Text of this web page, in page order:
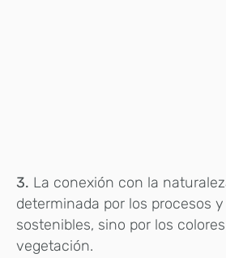
3. La conexión con la
determinada por los procesos
sostenibles, sino por los
vegetación.